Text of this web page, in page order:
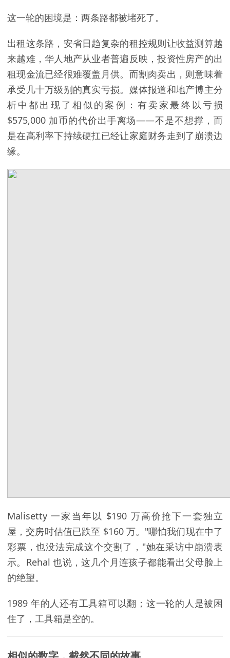
这一轮的困境是：两条路都被堵死了。
出租这条路，安省日趋复杂的租控规则让收益测算越
来越难，华人地产从业者普遍反映，投资性房产的出
租现金流已经很难覆盖月供。而割肉卖出，则意味着
承受几十万级别的真实亏损。媒体报道和地产博主分
析中都出现了相似的案例：有卖家最终以亏损
$575,000 加币的代价出手离场——不是不想撑，而
是在高利率下持续硬扛已经让家庭财务走到了崩溃边
缘。
Malisetty 一家当年以 $190 万高价抢下一套独立
屋，交房时估值已跌至 $160 万。"哪怕我们现在中了
彩票，也没法完成这个交割了，"她在采访中崩溃表
示。Rehal 也说，这几个月连孩子都能看出父母脸上
的绝望。
1989 年的人还有工具箱可以翻；这一轮的人是被困
住了，工具箱是空的。